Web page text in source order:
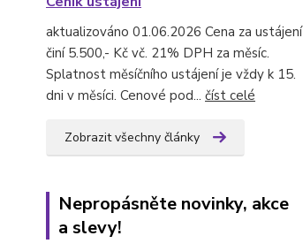
aktualizováno 01.06.2026 Cena za ustájení
činí 5.500,- Kč vč. 21% DPH za měsíc.
Splatnost měsíčního ustájení je vždy k 15.
dni v měsíci. Cenové pod... číst celé
Zobrazit všechny články
Nepropásněte novinky, akce
a slevy!